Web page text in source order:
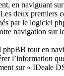
en naviguant
deux
par le logiciel
navigation sur
tout en
l’information
sur « IDeale